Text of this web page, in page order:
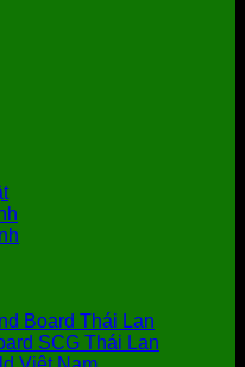
Board Thái Lan
SCG Thái Lan